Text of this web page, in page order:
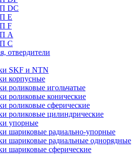
DС
E
F
А
С
отвердители
SKF и NTN
корпусные
роликовые игольчатые
роликовые конические
роликовые сферические
роликовые цилиндрические
упорные
шариковые радиально-упорные
шариковые радиальные однорядные
шариковые сферические